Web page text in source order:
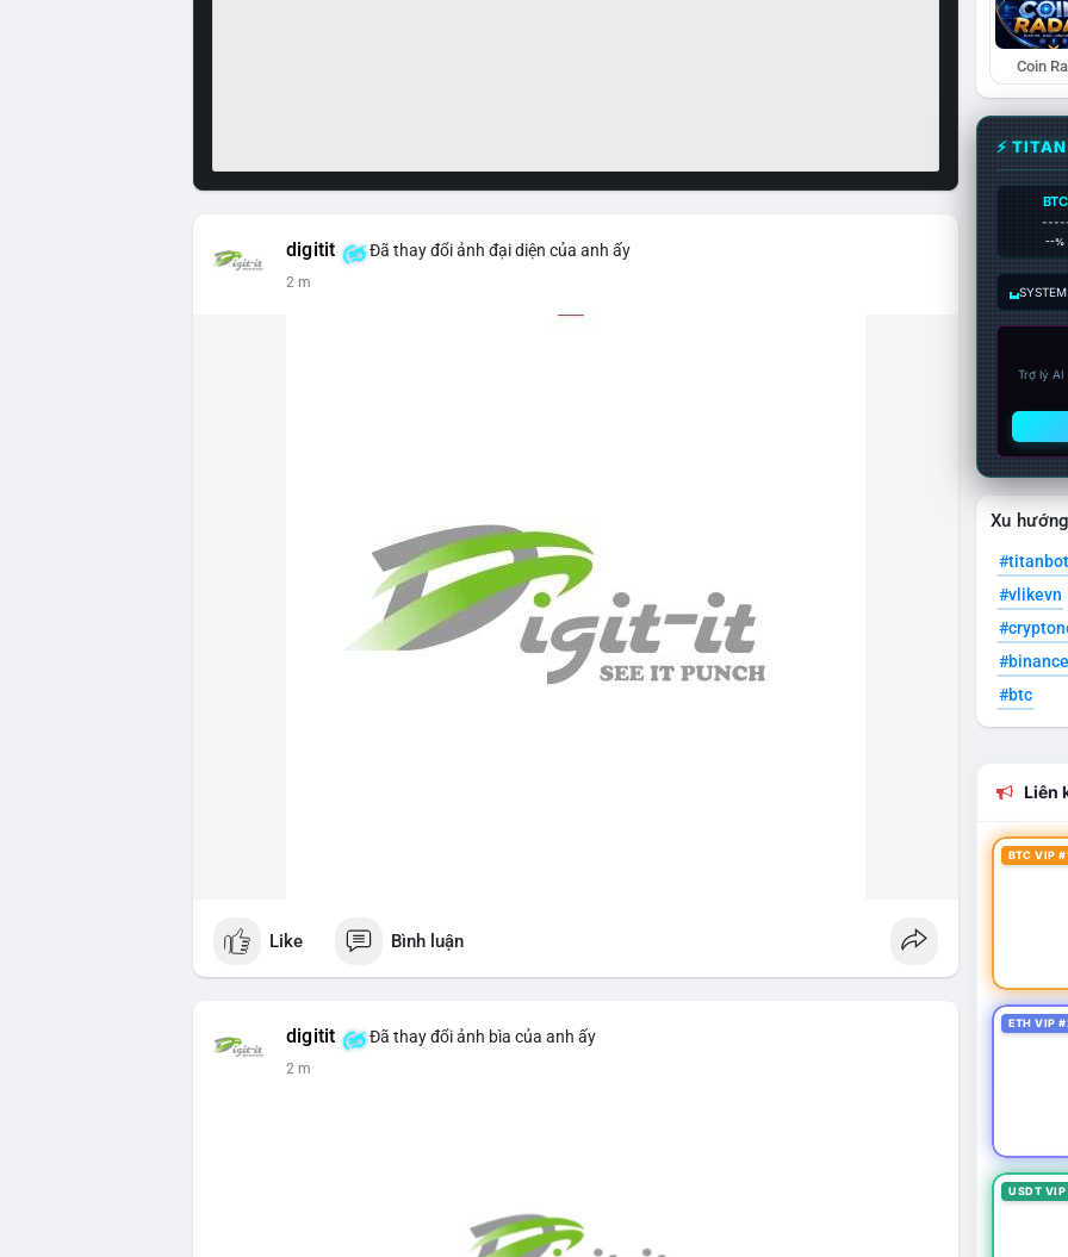
digitit Đã thay đổi ảnh đại diện của anh ấy
2 m
Like Bình luận
digitit Đã thay đổi ảnh bìa của anh ấy
2 m
Coin
⚡
BTC
--%
Trợ lý
Xu
#titanbot
#vlikevn
#btc
Liên
BTC VIP
ETH VIP
USDT